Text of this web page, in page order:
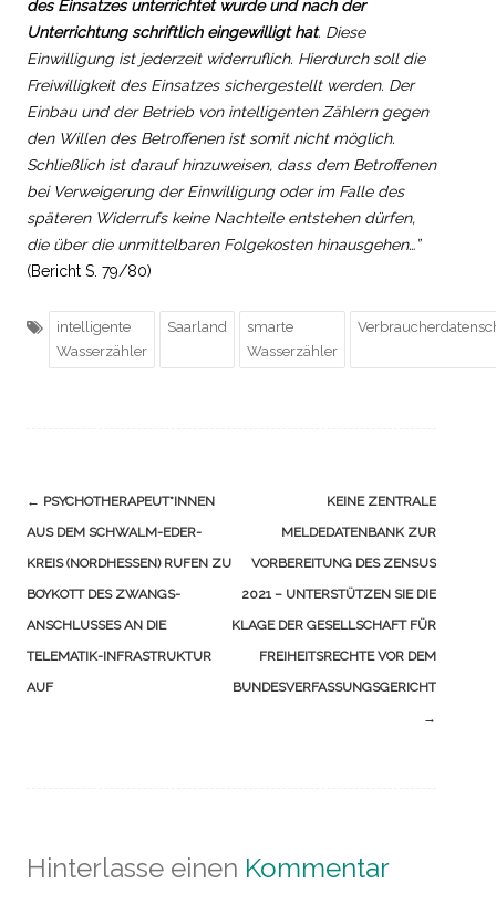
des Einsatzes unterrichtet wurde und nach der
Unterrichtung schriftlich eingewilligt hat. Diese
Einwilligung ist jederzeit widerruflich. Hierdurch soll die
Freiwilligkeit des Einsatzes sichergestellt werden. Der
Einbau und der Betrieb von intelligenten Zählern gegen
den Willen des Betroffenen ist somit nicht möglich.
Schließlich ist darauf hinzuweisen, dass dem Betroffenen
bei Verweigerung der Einwilligung oder im Falle des
späteren Widerrufs keine Nachteile entstehen dürfen,
die über die unmittelbaren Folgekosten hinausgehen…”
(Bericht S. 79/80)
intelligente
Wasserzähler
Saarland
smarte
Wasserzähler
Navigation
(Beiträge)
← PSYCHOTHERAPEUT*INNEN
AUS DEM SCHWALM-EDER-
KREIS (NORDHESSEN) RUFEN ZU
BOYKOTT DES ZWANGS-
ANSCHLUSSES AN DIE
TELEMATIK-INFRASTRUKTUR
AUF
KEINE ZENTRALE
MELDEDATENBANK ZUR
VORBEREITUNG DES ZENSUS
2021 – UNTERSTÜTZEN SIE DIE
KLAGE DER GESELLSCHAFT FÜR
FREIHEITSRECHTE VOR DEM
BUNDESVERFASSUNGSGERICHT
→
Hinterlasse einen Kommentar